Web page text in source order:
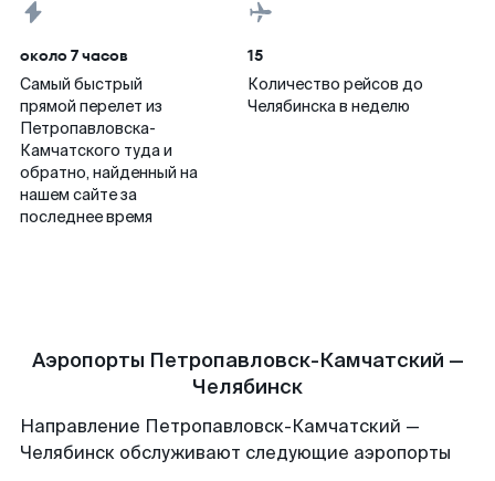
около 7 часов
Самый быстрый
прямой перелет из
Петропавловска-
Камчатского туда и
обратно, найденный на
нашем сайте за
последнее время
15
Количество рейсов до
Челябинска в неделю
Аэропорты Петропавловск-Камчатский —
Челябинск
Направление Петропавловск-Камчатский —
Челябинск обслуживают следующие аэропорты